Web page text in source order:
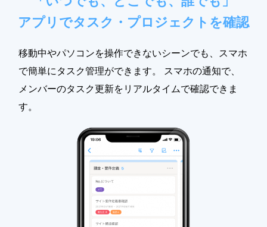
アプリでタスク・プロジェクトを確認
移動中やパソコンを操作できないシーンでも、スマホ
で簡単にタスク管理ができます。 スマホの通知で、
メンバーのタスク更新をリアルタイムで確認できま
す。